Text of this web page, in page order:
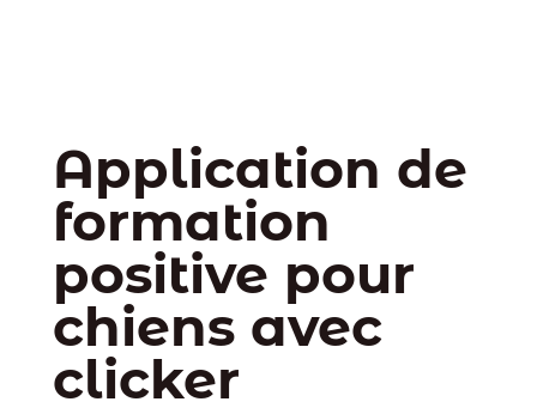
Application de
formation
positive pour
chiens avec
clicker